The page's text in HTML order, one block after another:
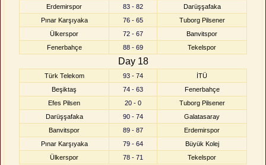
Erdemirspor
83 - 82
Darüşşafaka
Pınar Karşıyaka
76 - 65
Tuborg Pilsener
Ülkerspor
72 - 67
Banvitspor
Fenerbahçe
88 - 69 Tekelspor
Day 18
Türk Telekom 93 - 74
İTÜ
Beşiktaş
74 - 63
Fenerbahçe
Efes Pilsen
20 - 0
Tuborg Pilsener
Darüşşafaka
90 - 74
Galatasaray
Banvitspor
89 - 87
Erdemirspor
Pınar Karşıyaka
79 - 64
Büyük Kolej
Ülkerspor
78 - 71 Tekelspor